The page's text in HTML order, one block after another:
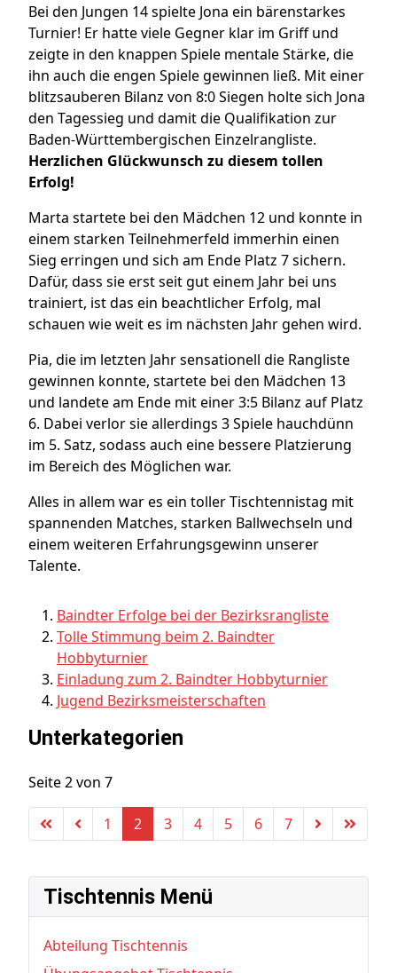
Bei den Jungen 14 spielte Jona ein bärenstarkes
Turnier! Er hatte viele Gegner klar im Griff und
zeigte in den knappen Spiele mentale Stärke, die
ihn auch die engen Spiele gewinnen ließ. Mit einer
blitzsauberen Bilanz von 8:0 Siegen holte sich Jona
den Tagessieg und damit die Qualifikation zur
Baden-Württembergischen Einzelrangliste.
Herzlichen Glückwunsch zu diesem tollen
Erfolg!
Marta startete bei den Mädchen 12 und konnte in
einem starken Teilnehmerfeld immerhin einen
Sieg erringen und sich am Ende Platz 7 sichern.
Dafür, dass sie erst seit gut einem Jahr bei uns
trainiert, ist das ein beachtlicher Erfolg, mal
schauen wie weit es im nächsten Jahr gehen wird.
Pia, die im letzten Jahr sensationell die Rangliste
gewinnen konnte, startete bei den Mädchen 13
und landete am Ende mit einer 3:5 Bilanz auf Platz
6. Dabei verlor sie allerdings 3 Spiele hauchdünn
im 5. Satz, sodass auch eine bessere Platzierung
im Bereich des Möglichen war.
Alles in allem war es ein toller Tischtennistag mit
spannenden Matches, starken Ballwechseln und
einem weiteren Erfahrungsgewinn unserer
Talente.
Baindter Erfolge bei der Bezirksrangliste
Tolle Stimmung beim 2. Baindter
Hobbyturnier
Einladung zum 2. Baindter Hobbyturnier
Jugend Bezirksmeisterschaften
Unterkategorien
Seite 2 von 7
1 2 3 4 5 6 7
Tischtennis Menü
Abteilung Tischtennis